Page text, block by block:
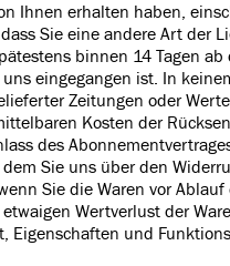
Ihnen erhalten haben,
Sie eine andere Art der
binnen 14 Tagen ab
eingegangen ist. In
Zeitungen oder
Kosten der
des
Sie uns über den
Sie die Waren vor Ablauf
Wertverlust der
und